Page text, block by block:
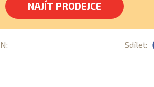
NAJÍT PRODEJCE
Sdílet: